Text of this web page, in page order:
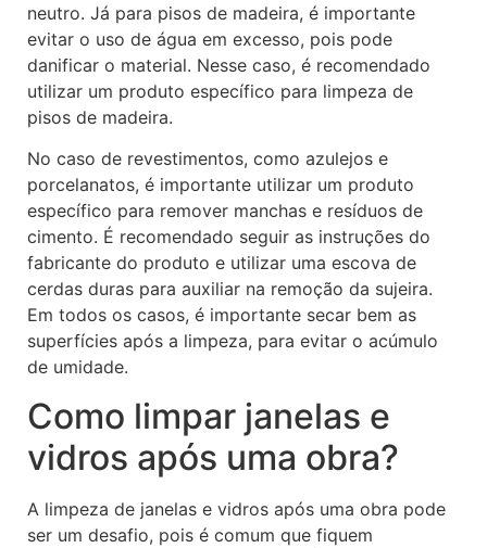
neutro. Já para pisos de madeira, é importante
evitar o uso de água em excesso, pois pode
danificar o material. Nesse caso, é recomendado
utilizar um produto específico para limpeza de
pisos de madeira.
No caso de revestimentos, como azulejos e
porcelanatos, é importante utilizar um produto
específico para remover manchas e resíduos de
cimento. É recomendado seguir as instruções do
fabricante do produto e utilizar uma escova de
cerdas duras para auxiliar na remoção da sujeira.
Em todos os casos, é importante secar bem as
superfícies após a limpeza, para evitar o acúmulo
de umidade.
Como limpar janelas e
vidros após uma obra?
A limpeza de janelas e vidros após uma obra pode
ser um desafio, pois é comum que fiquem